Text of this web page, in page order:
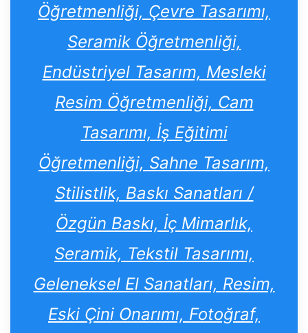
Öğretmenliği, Çevre Tasarımı,
Seramik Öğretmenliği,
Endüstriyel Tasarım, Mesleki
Resim Öğretmenliği, Cam
Tasarımı, İş Eğitimi
Öğretmenliği, Sahne Tasarım,
Stilistlik, Baskı Sanatları /
Özgün Baskı, İç Mimarlık,
Seramik, Tekstil Tasarımı,
Geleneksel El Sanatları, Resim,
Eski Çini Onarımı, Fotoğraf,